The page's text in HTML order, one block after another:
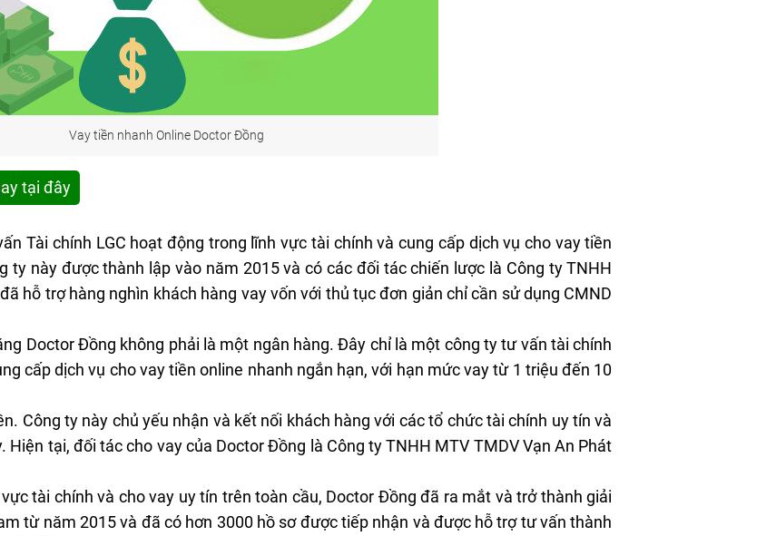
Vay tiền nhanh Online Doctor Đồng
tại đây
Tài chính LGC hoạt động trong lĩnh vực tài chính và cung cấp dịch vụ cho vay tiền
ty này được thành lập vào năm 2015 và có các đối tác chiến lược là Công ty TNHH
hỗ trợ hàng nghìn khách hàng vay vốn với thủ tục đơn giản chỉ cần sử dụng CMND
Doctor Đồng không phải là một ngân hàng. Đây chỉ là một công ty tư vấn tài chính
cấp dịch vụ cho vay tiền online nhanh ngắn hạn, với hạn mức vay từ 1 triệu đến 10
Công ty này chủ yếu nhận và kết nối khách hàng với các tổ chức tài chính uy tín và
tại, đối tác cho vay của Doctor Đồng là Công ty TNHH MTV TMDV Vạn An Phát
tài chính và cho vay uy tín trên toàn cầu, Doctor Đồng đã ra mắt và trở thành giải
từ năm 2015 và đã có hơn 3000 hồ sơ được tiếp nhận và được hỗ trợ tư vấn thành